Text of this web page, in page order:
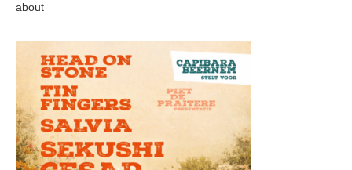
about